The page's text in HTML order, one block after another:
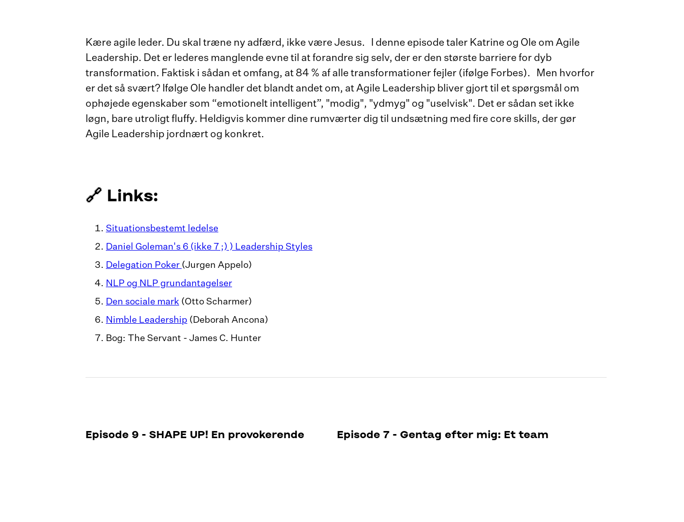
Kære agile leder. Du skal træne ny adfærd, ikke være Jesus. I denne episode taler Katrine og Ole om Agile
Leadership. Det er lederes manglende evne til at forandre sig selv, der er den største barriere for dyb
transformation. Faktisk i sådan et omfang, at 84 % af alle transformationer fejler (ifølge Forbes). Men hvorfor
er det så svært? Ifølge Ole handler det blandt andet om, at Agile Leadership bliver gjort til et spørgsmål om
ophøjede egenskaber som “emotionelt intelligent”, "modig", "ydmyg" og "uselvisk". Det er sådan set ikke
løgn, bare utroligt fluffy. Heldigvis kommer dine rumværter dig til undsætning med fire core skills, der gør
Agile Leadership jordnært og konkret.
🔗 Links:
Situationsbestemt ledelse
Daniel Goleman's 6 (ikke 7 ;) ) Leadership Styles
Delegation Poker (Jurgen Appelo)
NLP og NLP grundantagelser
Den sociale mark (Otto Scharmer)
Nimble Leadership (Deborah Ancona)
Bog: The Servant - James C. Hunter
Episode 9 - SHAPE UP! En provokerende
Episode 7 - Gentag efter mig: Et team